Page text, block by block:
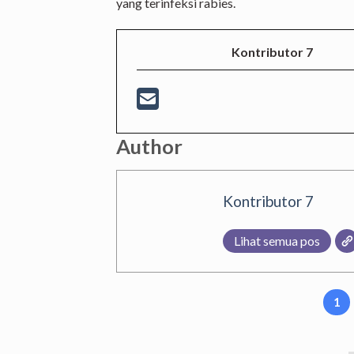
Kontributor 7
Author
Kontributor 7
Lihat semua pos
1